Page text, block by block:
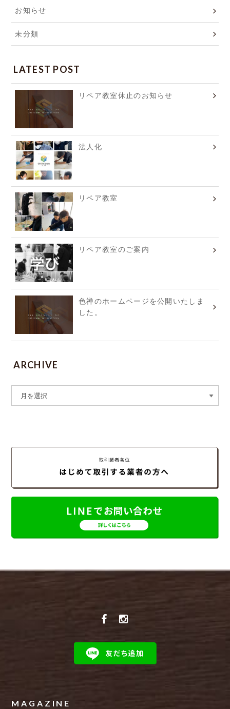
お知らせ
未分類
LATEST POST
リペア教室休止のお知らせ
法人化
リペア教室
リペア教室のご案内
色禅のホームページを公開いたしま
した。
ARCHIVE
MAGAZINE